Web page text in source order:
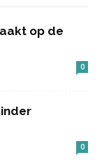
op de
0
0